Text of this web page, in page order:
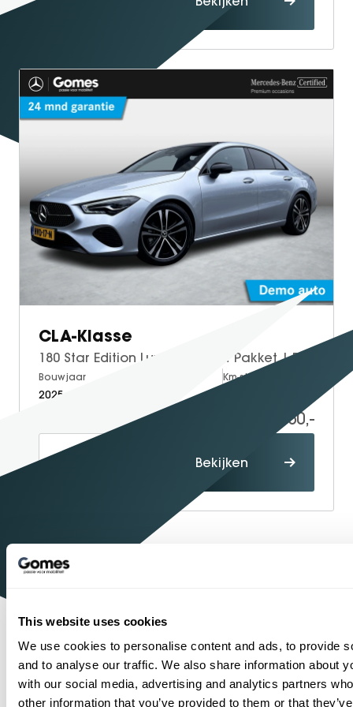
This website uses cookies
We use cookies to personalise content and ads, to provide
and to analyse our traffic. We also share information about
with our social media, advertising and analytics partners
other information that you’ve provided to them or that
CLA-Klasse
180 Star Edition Luxury | Night Pakket | Panoramadak | Apple CarPlay | Android Auto | Sfeerverlichting | Stoelverwarming | Parkeersensoren | Achteruitrijcamera | Elektrisch Inklapbare Buitenspiegels
Bouwjaar
2025
Km-stand
38.950,-
Bekijken
Sinds1934
One-Stop-